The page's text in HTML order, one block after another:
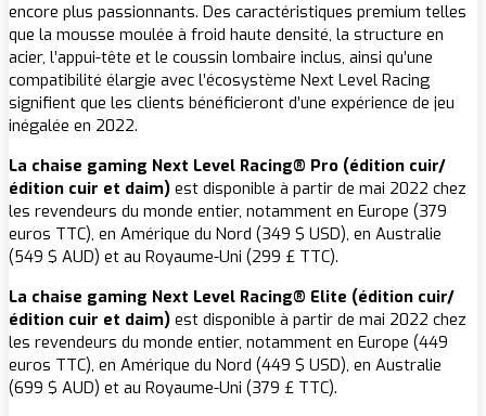
encore plus passionnants. Des caractéristiques premium telles
que la mousse moulée à froid haute densité, la structure en
acier, l’appui-tête et le coussin lombaire inclus, ainsi qu’une
compatibilité élargie avec l’écosystème Next Level Racing
signifient que les clients bénéficieront d’une expérience de jeu
inégalée en 2022.
La chaise gaming Next Level Racing® Pro (édition cuir/
édition cuir et daim) est disponible à partir de mai 2022 chez
les revendeurs du monde entier, notamment en Europe (379
euros TTC), en Amérique du Nord (349 $ USD), en Australie
(549 $ AUD) et au Royaume-Uni (299 £ TTC).
La chaise gaming Next Level Racing® Elite (édition cuir/
édition cuir et daim) est disponible à partir de mai 2022 chez
les revendeurs du monde entier, notamment en Europe (449
euros TTC), en Amérique du Nord (449 $ USD), en Australie
(699 $ AUD) et au Royaume-Uni (379 £ TTC).